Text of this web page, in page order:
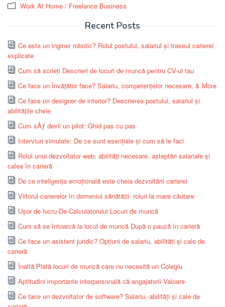
Work At Home / Freelance Business
Recent Posts
Ce este un inginer robotic? Rolul postului, salariul și traseul carierei
explicate
Cum să scrieți Descrieri de locuri de muncă pentru CV-ul tau
Ce face un Învățător face? Salariu, competențelor necesare, & More
Ce face un designer de interior? Descrierea postului, salariul și
abilitățile cheie
Cum sÄƒ devii un pilot: Ghid pas cu pas
Interviuri simulate: De ce sunt esențiale și cum să le faci
Rolul unui dezvoltator web: abilități necesare, așteptări salariale și
calea în carieră
De ce inteligența emoțională este cheia dezvoltării carierei
Viitorul carierelor în domeniul sănătății: roluri la mare căutare
Ușor de lucru-De-Calculatorului Locuri de muncă
Cum să se întoarcă la locul de muncă După o pauză în carieră
Ce face un asistent juridic? Opțiuni de salariu, abilități și cale de
carieră
Înaltă Plată locuri de muncă care nu necesită un Colegiu
Aptitudini importante interpersonală că angajatorii Valoare
Ce face un dezvoltator de software? Salariu, abilități și cale de